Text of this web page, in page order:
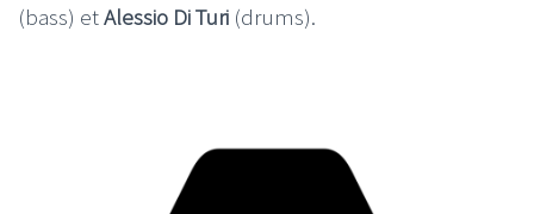
(bass) etAlessio Di Turi (drums).